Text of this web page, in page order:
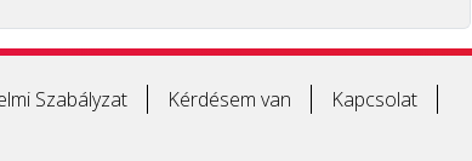
Szabályzat Kérdésem van
Kapcsolat